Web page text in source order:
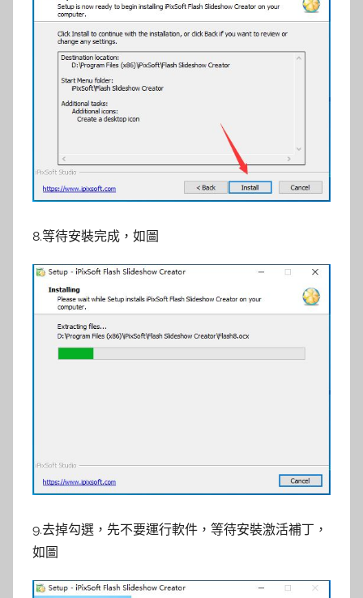
8.等待安裝完成，如圖
9.去掉勾選，先不要運行軟件，等待安裝激活補丁，
如圖